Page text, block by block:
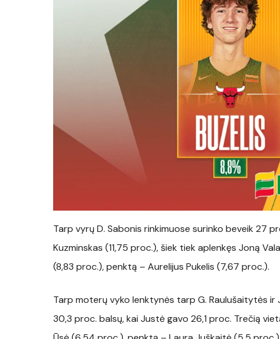
Tarp vyrų D. Sabonis rinkimuose surinko beveik 27
Kuzminskas (11,75 proc.), šiek tiek aplenkęs Joną
(8,83 proc.), penktą – Aurelijus Pukelis (7,67 proc.).
Tarp moterų vyko lenktynės tarp G. Raulušaitytės ir
30,3 proc. balsų, kai Justė gavo 26,1 proc. Trečią